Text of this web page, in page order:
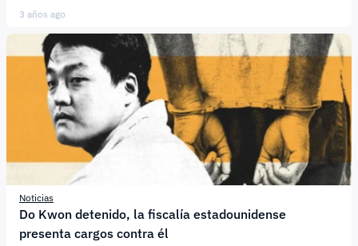
3 años ago
Noticias
Do Kwon detenido, la fiscalía estadounidense
presenta cargos contra él